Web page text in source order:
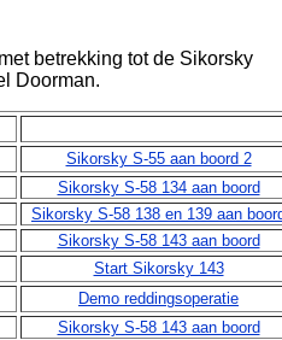
betrekking tot de Sikorsky
Doorman.
Sikorsky S-55 aan boord 2
Sikorsky S-58 134 aan boord
Sikorsky S-58 138 en 139 aan
Sikorsky S-58 143 aan boord
Start Sikorsky 143
Demo reddingsoperatie
Sikorsky S-58 143 aan boord